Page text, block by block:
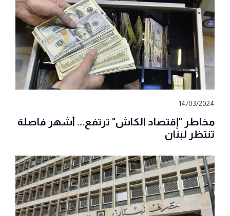
14/03/2024
مخاطر "إقتصاد الكاش" ترتفع... أشهر فاصلة
تنتظر لبنان